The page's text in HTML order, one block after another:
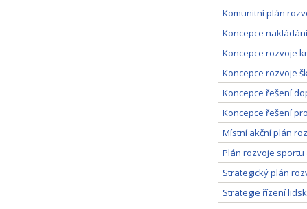
Komunitní plán
Koncepce
Koncepce rozvoje
Koncepce rozvoje
Koncepce řešení
Koncepce řešení
Místní akční plán
Plán rozvoje sportu
Strategický plán
Strategie řízení